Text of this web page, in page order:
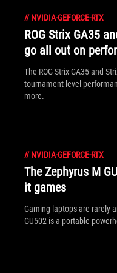
// NVIDIA-GEFORCE-RTX
ROG Strix GA35
go all out on
The ROG Strix GA35 and
tournament-level
more.
// NVIDIA-GEFORCE-RTX
The Zephyrus M
it games
Gaming laptops are rarely
GU502 is a portable